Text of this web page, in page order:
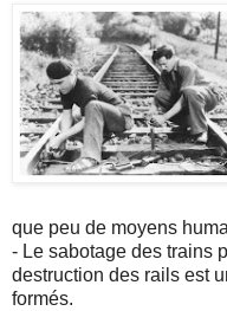
que peu de moyens
- Le sabotage des trains
destruction des rails est
formés.